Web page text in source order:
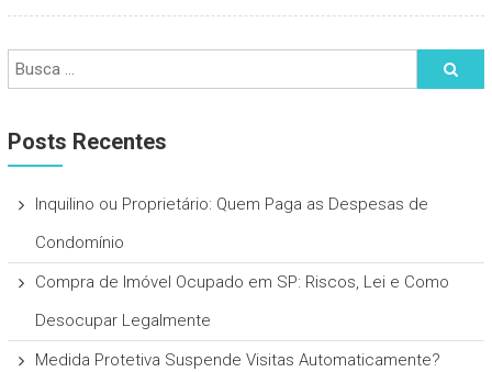
Posts Recentes
Inquilino ou Proprietário: Quem Paga as Despesas de
Condomínio
Compra de Imóvel Ocupado em SP: Riscos, Lei e Como
Desocupar Legalmente
Medida Protetiva Suspende Visitas Automaticamente?